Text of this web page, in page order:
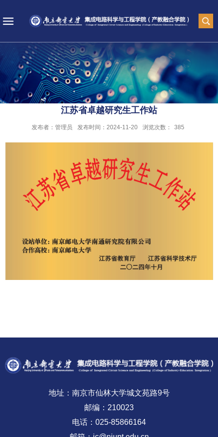
江苏省卓越研究生工作站
发布者：管理员 发布时间：2024-11-20 浏览次数： 385
地址：南京市仙林大学城文苑路9号
邮编：210023
电话：025-85866164